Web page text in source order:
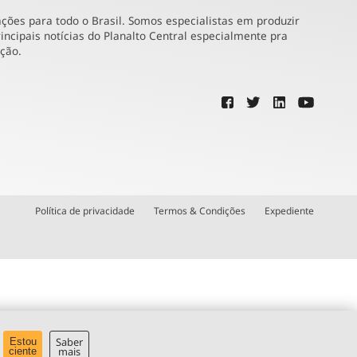
para todo o Brasil. Somos especialistas em produzir
notícias do Planalto Central especialmente pra
Política de privacidade Termos & Condições Expediente
Estou
ciente
Saber
mais